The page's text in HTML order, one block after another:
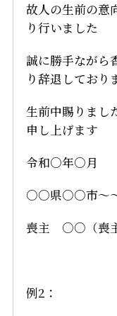
故人の生前の
り行いました
誠に勝手ながら
り辞退しており
生前中賜りまし
申し上げます
令和○年○月
○○県○○市～～
喪主 ○○（喪主
例2：